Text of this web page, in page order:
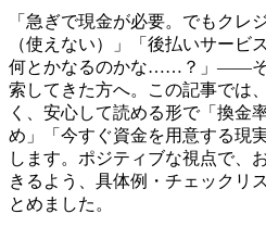
「急ぎで現金が必要。でもクレ
（使えない）」「後払いサービ
何とかなるのかな……？」――そ
索してきた方へ。この記事では
く、安心して読める形で「換金
め」「今すぐ資金を用意する現
します。ポジティブな視点で、
きるよう、具体例・チェックリ
とめました。